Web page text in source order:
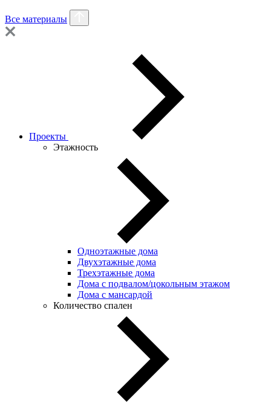
Все материалы
Проекты
Этажность
Одноэтажные дома
Двухэтажные дома
Трехэтажные дома
Дома с подвалом/цокольным этажом
Дома с мансардой
Количество спален